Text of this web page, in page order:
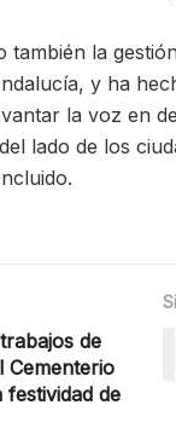
también la
y ha
la voz en
lado de los
de
Cementerio
de